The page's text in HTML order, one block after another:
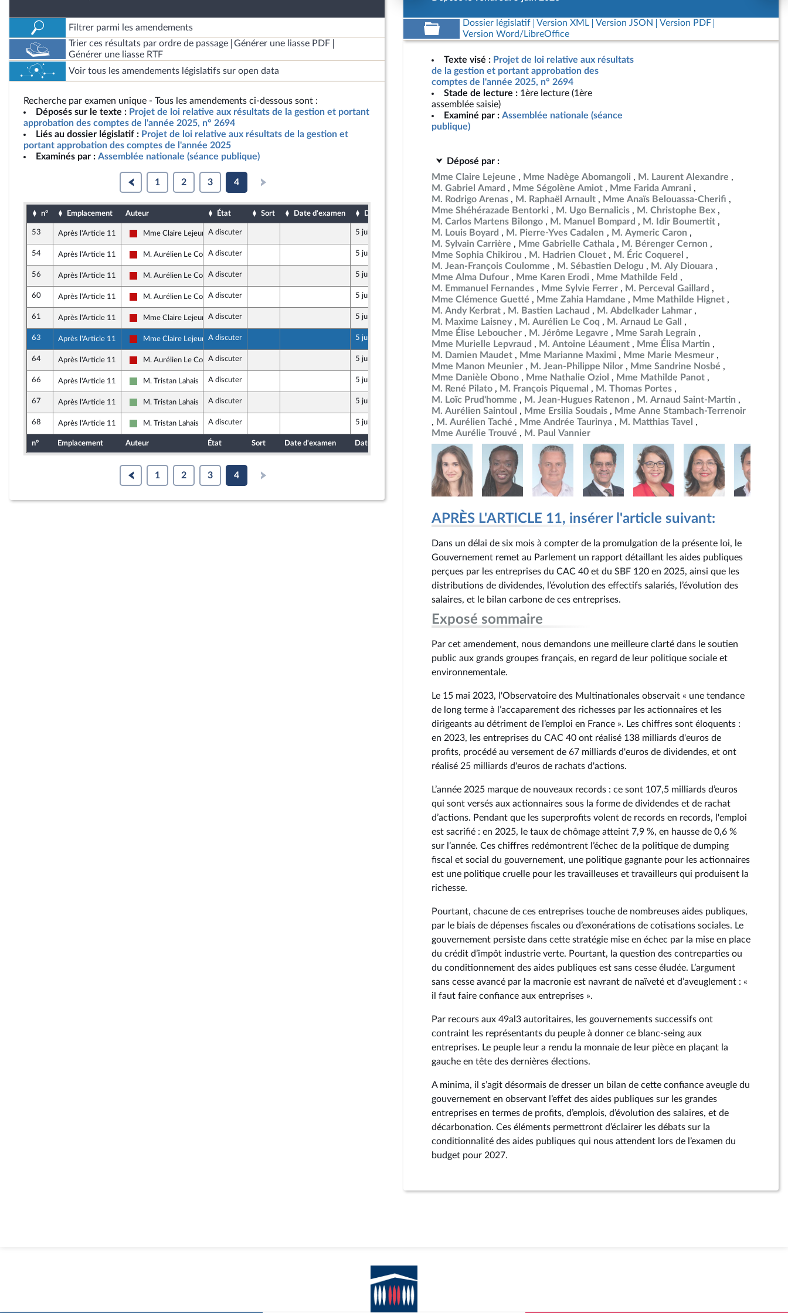
Filtrer parmi les amendements
Trier ces résultats par ordre de passage
Générer une liasse PDF
Générer une liasse RTF
Voir tous les amendements législatifs sur open data
Recherche par examen unique - Tous les amendements ci-dessous sont :
Déposés sur le texte : Projet de loi relative aux résultats de la gestion et portant
approbation des comptes de l'année 2025, n° 2694
Liés au dossier législatif : Projet de loi relative aux résultats de la gestion et
portant approbation des comptes de l'année 2025
Examinés par : Assemblée nationale (séance publique)
1 2 3 4
n° Emplacement Auteur État Sort Date d'examen Date de dépôt
53 Après l'Article 11
La France insoumise - Nouveau Front Populaire
Mme Claire LejeuneA discuter 5 juin 2026
54 Après l'Article 11
La France insoumise - Nouveau Front Populaire
M. Aurélien Le Coq A discuter 5 juin 2026
56 Après l'Article 11
La France insoumise - Nouveau Front Populaire
M. Aurélien Le Coq A discuter 5 juin 2026
60 Après l'Article 11
La France insoumise - Nouveau Front Populaire
M. Aurélien Le Coq A discuter 5 juin 2026
61 Après l'Article 11
La France insoumise - Nouveau Front Populaire
Mme Claire LejeuneA discuter 5 juin 2026
63 Après l'Article 11
La France insoumise - Nouveau Front Populaire
Mme Claire LejeuneA discuter 5 juin 2026
64 Après l'Article 11
La France insoumise - Nouveau Front Populaire
M. Aurélien Le Coq A discuter 5 juin 2026
66 Après l'Article 11
Écologiste et Social
M. Tristan Lahais A discuter 5 juin 2026
67 Après l'Article 11
Écologiste et Social
M. Tristan Lahais A discuter 5 juin 2026
68 Après l'Article 11
Écologiste et Social
M. Tristan Lahais A discuter 5 juin 2026
n° Emplacement Auteur État Sort Date d'examen Date de dépôt
1 2 3 4
Dossier législatif Version XML Version JSON
Version PDF
Version Word/LibreOffice
Texte visé : Projet de loi relative aux résultats
de la gestion et portant approbation des
comptes de l'année 2025, n° 2694
Stade de lecture : 1ère lecture (1ère
assemblée saisie)
Examiné par : Assemblée nationale (séance
publique)
Déposé par :
Mme Claire Lejeune
Mme Nadège Abomangoli
M. Laurent Alexandre
M. Gabriel Amard
Mme Ségolène Amiot
Mme Farida Amrani
M. Rodrigo Arenas
M. Raphaël Arnault
Mme Anaïs Belouassa-Cherifi
Mme Shéhérazade Bentorki
M. Ugo Bernalicis
M. Christophe Bex
M. Carlos Martens Bilongo
M. Manuel Bompard
M. Idir Boumertit
M. Louis Boyard
M. Pierre-Yves Cadalen
M. Aymeric Caron
M. Sylvain Carrière
Mme Gabrielle Cathala
M. Bérenger Cernon
Mme Sophia Chikirou
M. Hadrien Clouet
M. Éric Coquerel
M. Jean-François Coulomme
M. Sébastien Delogu
M. Aly Diouara
Mme Alma Dufour
Mme Karen Erodi
Mme Mathilde Feld
M. Emmanuel Fernandes
Mme Sylvie Ferrer
M. Perceval Gaillard
Mme Clémence Guetté
Mme Zahia Hamdane
Mme Mathilde Hignet
M. Andy Kerbrat
M. Bastien Lachaud
M. Abdelkader Lahmar
M. Maxime Laisney
M. Aurélien Le Coq
M. Arnaud Le Gall
Mme Élise Leboucher
M. Jérôme Legavre
Mme Sarah Legrain
Mme Murielle Lepvraud
M. Antoine Léaument
Mme Élisa Martin
M. Damien Maudet
Mme Marianne Maximi
Mme Marie Mesmeur
Mme Manon Meunier
M. Jean-Philippe Nilor
Mme Sandrine Nosbé
Mme Danièle Obono
Mme Nathalie Oziol
Mme Mathilde Panot
M. René Pilato
M. François Piquemal
M. Thomas Portes
M. Loïc Prud'homme
M. Jean-Hugues Ratenon
M. Arnaud Saint-Martin
M. Aurélien Saintoul
Mme Ersilia Soudais
Mme Anne Stambach-Terrenoir
M. Aurélien Taché
Mme Andrée Taurinya
M. Matthias Tavel
Mme Aurélie Trouvé
M. Paul Vannier
APRÈS L'ARTICLE 11, insérer l'article suivant:
Dans un délai de six mois à compter de la promulgation de la présente loi, le
Gouvernement remet au Parlement un rapport détaillant les aides publiques
perçues par les entreprises du CAC 40 et du SBF 120 en 2025, ainsi que les
distributions de dividendes, l’évolution des effectifs salariés, l’évolution des
salaires, et le bilan carbone de ces entreprises.
Exposé sommaire
Par cet amendement, nous demandons une meilleure clarté dans le soutien
public aux grands groupes français, en regard de leur politique sociale et
environnementale.
Le 15 mai 2023, l'Observatoire des Multinationales observait « une tendance
de long terme à l’accaparement des richesses par les actionnaires et les
dirigeants au détriment de l’emploi en France ». Les chiffres sont éloquents :
en 2023, les entreprises du CAC 40 ont réalisé 138 milliards d'euros de
profits, procédé au versement de 67 milliards d'euros de dividendes, et ont
réalisé 25 milliards d'euros de rachats d'actions.
L’année 2025 marque de nouveaux records : ce sont 107,5 milliards d’euros
qui sont versés aux actionnaires sous la forme de dividendes et de rachat
d’actions. Pendant que les superprofits volent de records en records, l'emploi
est sacrifié : en 2025, le taux de chômage atteint 7,9 %, en hausse de 0,6 %
sur l’année. Ces chiffres redémontrent l’échec de la politique de dumping
fiscal et social du gouvernement, une politique gagnante pour les actionnaires
est une politique cruelle pour les travailleuses et travailleurs qui produisent la
richesse.
Pourtant, chacune de ces entreprises touche de nombreuses aides publiques,
par le biais de dépenses fiscales ou d’exonérations de cotisations sociales. Le
gouvernement persiste dans cette stratégie mise en échec par la mise en place
du crédit d’impôt industrie verte. Pourtant, la question des contreparties ou
du conditionnement des aides publiques est sans cesse éludée. L’argument
sans cesse avancé par la macronie est navrant de naïveté et d’aveuglement : «
il faut faire confiance aux entreprises ».
Par recours aux 49al3 autoritaires, les gouvernements successifs ont
contraint les représentants du peuple à donner ce blanc-seing aux
entreprises. Le peuple leur a rendu la monnaie de leur pièce en plaçant la
gauche en tête des dernières élections.
A minima, il s’agit désormais de dresser un bilan de cette confiance aveugle du
gouvernement en observant l’effet des aides publiques sur les grandes
entreprises en termes de profits, d’emplois, d’évolution des salaires, et de
décarbonation. Ces éléments permettront d’éclairer les débats sur la
conditionnalité des aides publiques qui nous attendent lors de l’examen du
budget pour 2027.